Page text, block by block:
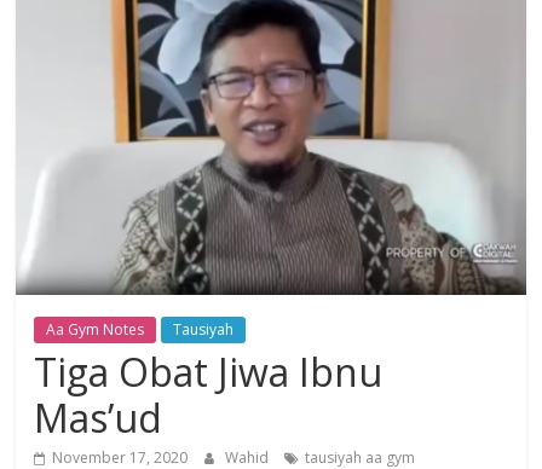
Aa Gym Notes Tausiyah
Tiga Obat Jiwa Ibnu
Mas’ud
November 17, 2020 Wahid tausiyah aa gym